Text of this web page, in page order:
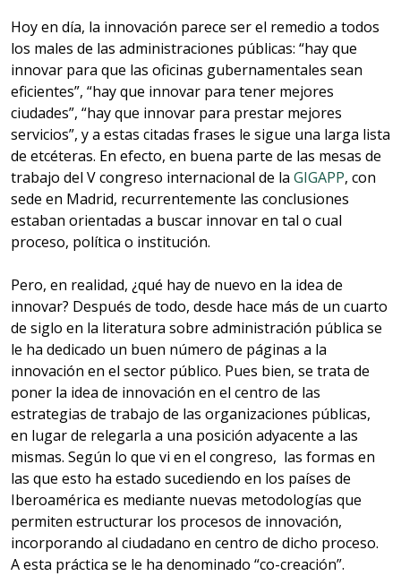
Hoy en día, la innovación parece ser el remedio a todos
los males de las administraciones públicas: “hay que
innovar para que las oficinas gubernamentales sean
eficientes”, “hay que innovar para tener mejores
ciudades”, “hay que innovar para prestar mejores
servicios”, y a estas citadas frases le sigue una larga lista
de etcéteras. En efecto, en buena parte de las mesas de
trabajo del V congreso internacional de la GIGAPP, con
sede en Madrid, recurrentemente las conclusiones
estaban orientadas a buscar innovar en tal o cual
proceso, política o institución.
Pero, en realidad, ¿qué hay de nuevo en la idea de
innovar? Después de todo, desde hace más de un cuarto
de siglo en la literatura sobre administración pública se
le ha dedicado un buen número de páginas a la
innovación en el sector público. Pues bien, se trata de
poner la idea de innovación en el centro de las
estrategias de trabajo de las organizaciones públicas,
en lugar de relegarla a una posición adyacente a las
mismas. Según lo que vi en el congreso, las formas en
las que esto ha estado sucediendo en los países de
Iberoamérica es mediante nuevas metodologías que
permiten estructurar los procesos de innovación,
incorporando al ciudadano en centro de dicho proceso.
A esta práctica se le ha denominado “co-creación”.